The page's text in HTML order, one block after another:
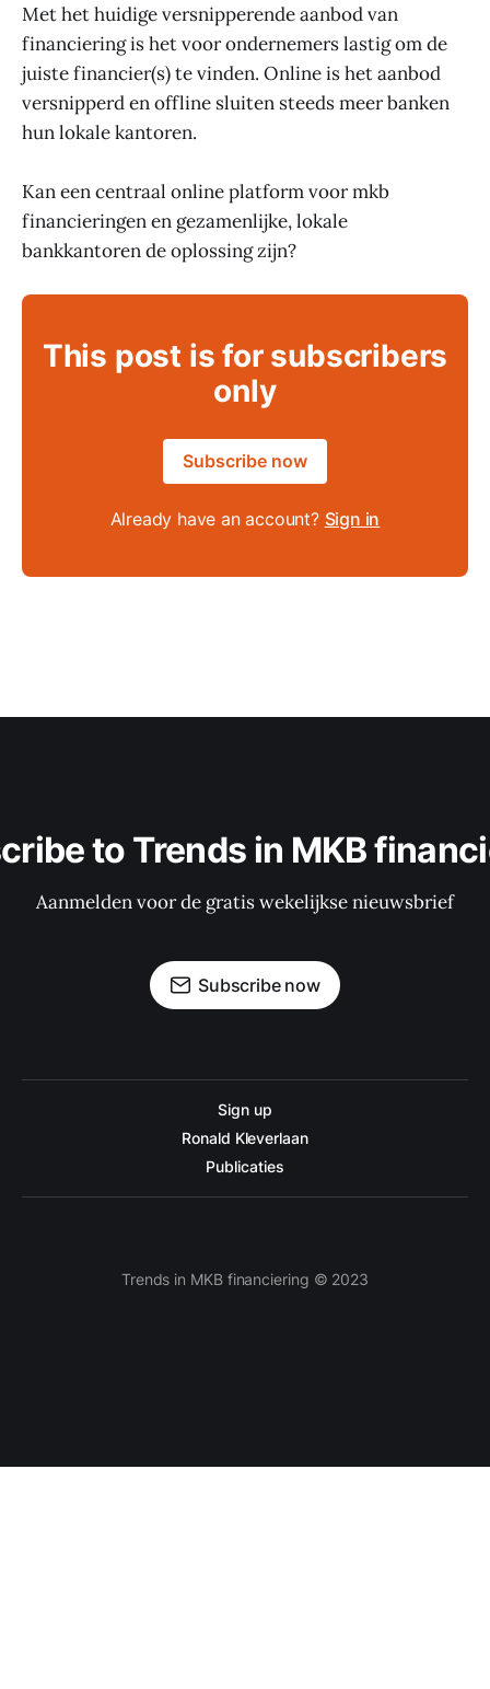
Met het huidige versnipperende aanbod van
financiering is het voor ondernemers lastig om de
juiste financier(s) te vinden. Online is het aanbod
versnipperd en offline sluiten steeds meer banken
hun lokale kantoren.
Kan een centraal online platform voor mkb
financieringen en gezamenlijke, lokale
bankkantoren de oplossing zijn?
This post is for subscribers
only
Subscribe now
Already have an account? Sign in
to Trends in MKB
Aanmelden voor de gratis wekelijkse nieuwsbrief
Subscribe now
Sign up
Ronald Kleverlaan
Publicaties
Trends in MKB financiering © 2023